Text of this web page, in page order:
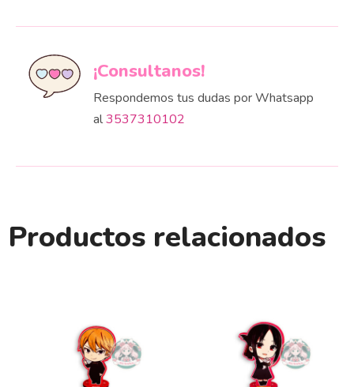
¡Consultanos!
Respondemos tus dudas por Whatsapp
al3537310102
Productos relacionados